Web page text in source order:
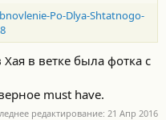
Po-Dlya-Shtatnogo-
Хая в ветке была фотка с
must have.
редактирование: 21 Апр 2016